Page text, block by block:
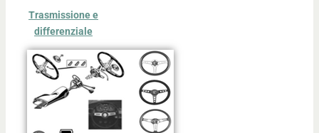
Trasmissione e
differenziale